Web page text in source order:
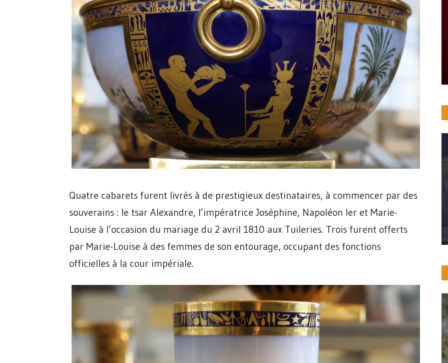
Quatre cabarets furent livrés à de prestigieux destinataires, à commencer par des
souverains : le tsar Alexandre, l’impératrice Joséphine, Napoléon Ier et Marie-
Louise à l’occasion du mariage du 2 avril 1810 aux Tuileries. Trois furent offerts
par Marie-Louise à des femmes de son entourage, occupant des fonctions
officielles à la cour impériale.